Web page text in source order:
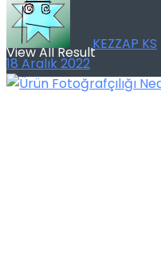
View All Result
byKEZZAP KS
18 Aralık 2022